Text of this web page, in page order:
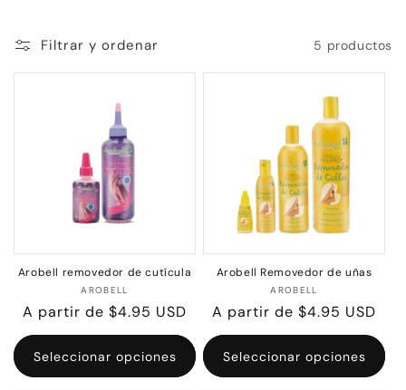
c
c
Filtrar y ordenar 5 productos
Arobell removedor de cutícula
Proveedor:
AROBELL
Precio
habitual
A partir de $4.95 USD
Seleccionar opciones
Arobell Removedor de uñas
Proveedor:
AROBELL
Precio
habitual
A partir de $4.95 USD
Seleccionar opciones